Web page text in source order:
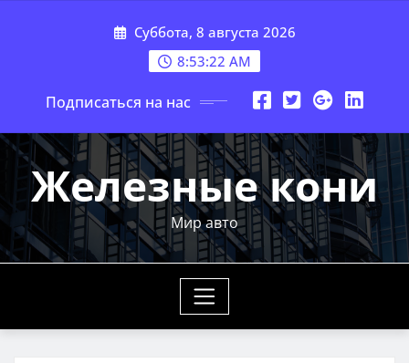
Суббота, 8 августа 2026
8:53:23 AM
Подписаться на нас
Железные кони
Мир авто